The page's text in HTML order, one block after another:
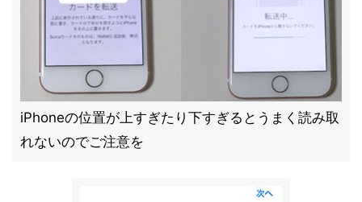
iPhoneの位置が上すぎたり下すぎるとうまく読み取
れないのでご注意を